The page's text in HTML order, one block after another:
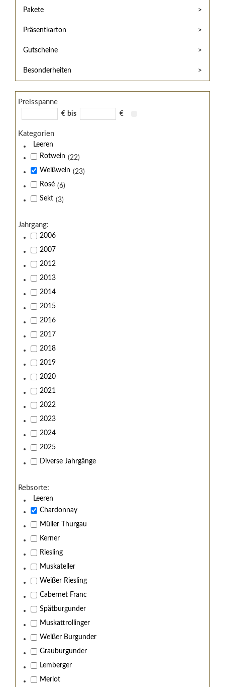
/
Widerrufsformular
AGB
und
Zahlungsbedingungen
Meine
Bestellung
Pakete
Präsentkarton
Gutscheine
Besonderheiten
Preisspanne
€ bis €
Kategorien
Leeren
Rotwein (22)
Weißwein (23)
Rosé (6)
Sekt (3)
Jahrgang:
2006
2007
2012
2013
2014
2015
2016
2017
2018
2019
2020
2021
2022
2023
2024
2025
Diverse Jahrgänge
Rebsorte:
Leeren
Chardonnay
Müller Thurgau
Kerner
Riesling
Muskateller
Weißer Riesling
Cabernet Franc
Spätburgunder
Muskattrollinger
Weißer Burgunder
Grauburgunder
Lemberger
Merlot